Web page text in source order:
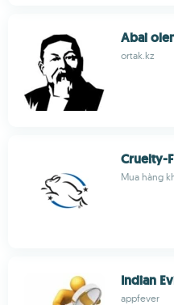
Abai
ortak.kz
Cruelty-
Mua hàng
Indian
appfever